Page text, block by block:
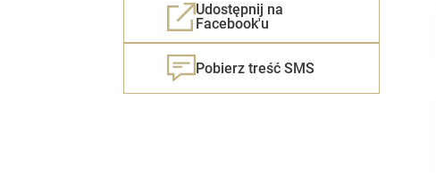
Udostępnij na
Facebook'u
Pobierz treść SMS